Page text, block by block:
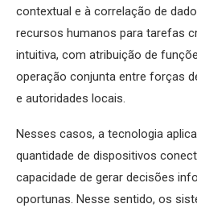
contextual e à correlação de
recursos humanos para tarefas
intuitiva, com atribuição de
operação conjunta entre forças
e autoridades locais.
Nesses casos, a tecnologia
quantidade de dispositivos
capacidade de gerar decisões
oportunas. Nesse sentido, os